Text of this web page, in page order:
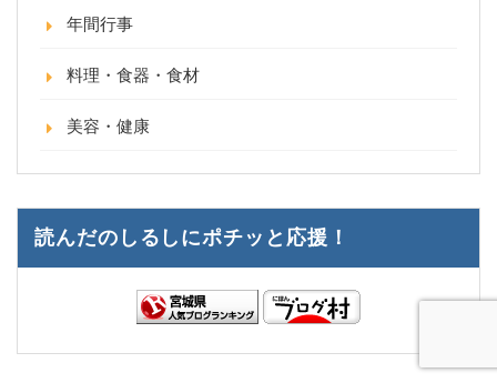
年間行事
料理・食器・食材
美容・健康
読んだのしるしにポチッと応援！